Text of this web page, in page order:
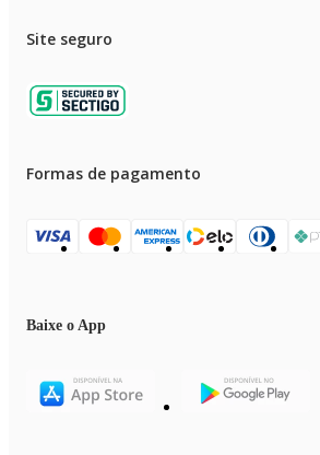
Site seguro
Formas de pagamento
Baixe o App